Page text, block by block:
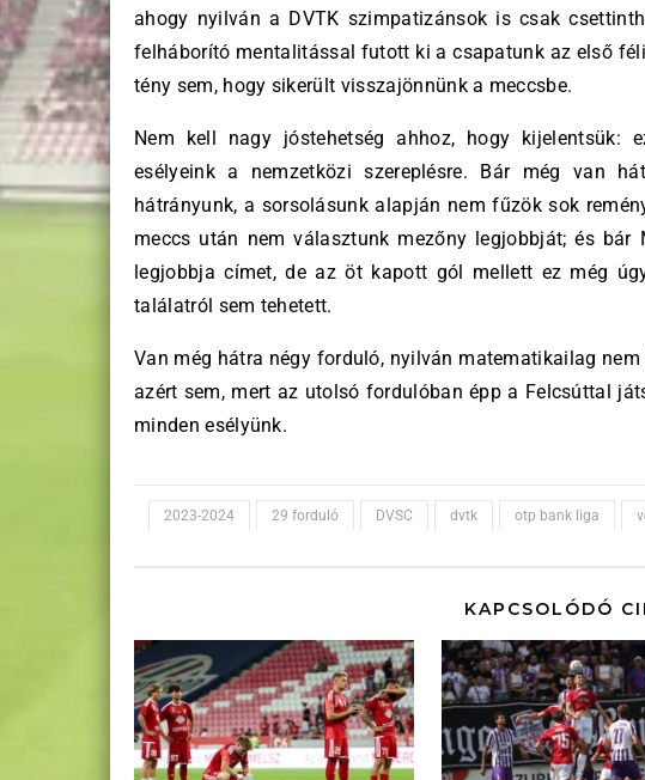
ahogy nyilván a DVTK szimpatizánsok is csak
felháborító mentalitással futott ki a csapatunk az első
tény sem, hogy sikerült visszajönnünk a meccsbe.
Nem kell nagy jóstehetség ahhoz, hogy kijelentsük:
esélyeink a nemzetközi szereplésre. Bár még van
hátrányunk, a sorsolásunk alapján nem fűzök sok
meccs után nem választunk mezőny legjobbját; és
legjobbja címet, de az öt kapott gól mellett ez még
találatról sem tehetett.
Van még hátra négy forduló, nyilván matematikailag
azért sem, mert az utolsó fordulóban épp a Felcsúttal
minden esélyünk.
2023-2024 29 forduló DVSC dvtk otp bank liga
KAPCSOLÓDÓ